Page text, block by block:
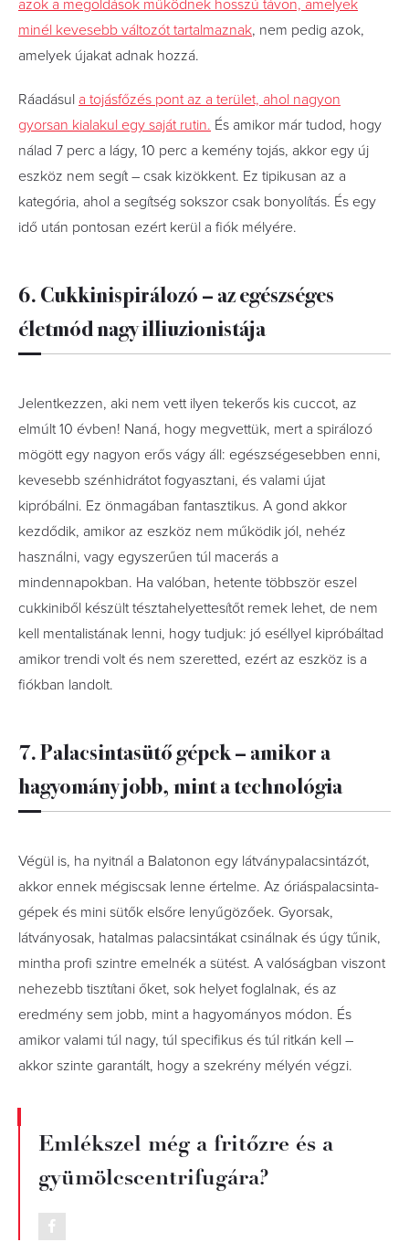
azok a megoldások működnek hosszú távon, amelyek
minél kevesebb változót tartalmaznak, nem pedig azok,
amelyek újakat adnak hozzá.
Ráadásul a tojásfőzés pont az a terület, ahol nagyon
gyorsan kialakul egy saját rutin. És amikor már tudod, hogy
nálad 7 perc a lágy, 10 perc a kemény tojás, akkor egy új
eszköz nem segít – csak kizökkent. Ez tipikusan az a
kategória, ahol a segítség sokszor csak bonyolítás. És egy
idő után pontosan ezért kerül a fiók mélyére.
6. Cukkinispirálozó – az egészséges
életmód nagy illiuzionistája
Jelentkezzen, aki nem vett ilyen tekerős kis cuccot, az
elmúlt 10 évben! Naná, hogy megvettük, mert a spirálozó
mögött egy nagyon erős vágy áll: egészségesebben enni,
kevesebb szénhidrátot fogyasztani, és valami újat
kipróbálni. Ez önmagában fantasztikus. A gond akkor
kezdődik, amikor az eszköz nem működik jól, nehéz
használni, vagy egyszerűen túl macerás a
mindennapokban. Ha valóban, hetente többször eszel
cukkiniből készült tésztahelyettesítőt remek lehet, de nem
kell mentalistának lenni, hogy tudjuk: jó eséllyel kipróbáltad
amikor trendi volt és nem szeretted, ezért az eszköz is a
fiókban landolt.
7. Palacsintasütő gépek – amikor a
hagyomány jobb, mint a technológia
Végül is, ha nyitnál a Balatonon egy látványpalacsintázót,
akkor ennek mégiscsak lenne értelme. Az óriáspalacsinta-
gépek és mini sütők elsőre lenyűgözőek. Gyorsak,
látványosak, hatalmas palacsintákat csinálnak és úgy tűnik,
mintha profi szintre emelnék a sütést. A valóságban viszont
nehezebb tisztítani őket, sok helyet foglalnak, és az
eredmény sem jobb, mint a hagyományos módon. És
amikor valami túl nagy, túl specifikus és túl ritkán kell –
akkor szinte garantált, hogy a szekrény mélyén végzi.
Emlékszel még a fritőzre és a
gyümölcscentrifugára?